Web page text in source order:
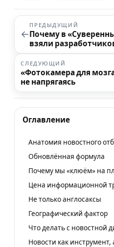
←
ПРЕДЫДУЩИЙ
Почему в
взяли
СЛЕДУЮЩИЙ
«Фотокамера для
не напрягаясь
Оглавление
Анатомия новостного
Обновлённая формула
Почему мы «клюём» на
Цена информационной
Не только англосаксы
Географический фактор
Что делать с новостной
Новости как инструмент,